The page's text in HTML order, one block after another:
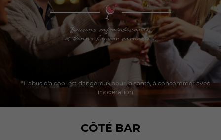
 Adresse email de réception
Rafraîchir le captcha
Boissons rafraîchissantes
et bonne humeur garantie !
*L'abus d'alcool est dangereux pour la santé, à consommer avec
modération
CÔTÉ BAR